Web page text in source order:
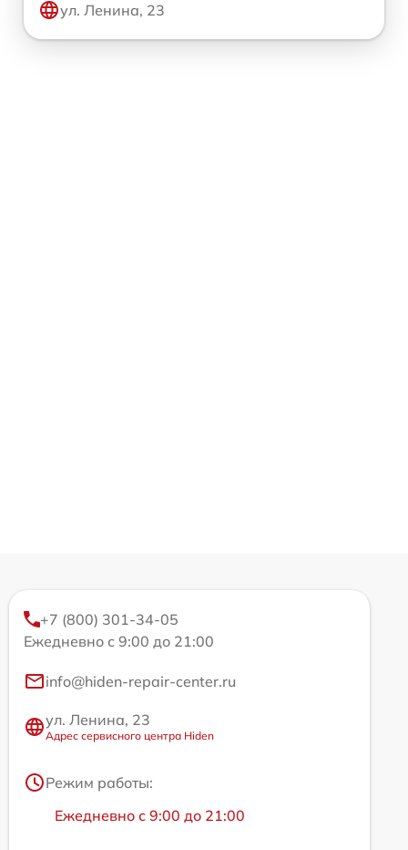
ул. Ленина, 23
+7 (800) 301-34-05
Ежедневно с 9:00 до 21:00
info@hiden-repair-center.ru
ул. Ленина, 23
Адрес сервисного центра Hiden
Режим работы:
Ежедневно с 9:00 до 21:00